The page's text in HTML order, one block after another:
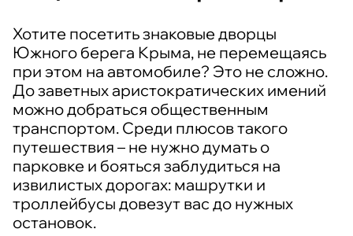
Хотите посетить знаковые дворцы
Южного берега Крыма, не перемещаясь
при этом на автомобиле? Это не сложно.
До заветных аристократических имений
можно добраться общественным
транспортом. Среди плюсов такого
путешествия – не нужно думать о
парковке и бояться заблудиться на
извилистых дорогах: машрутки и
троллейбусы довезут вас до нужных
остановок.